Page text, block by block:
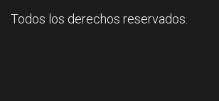
Todos los derechos reservados.